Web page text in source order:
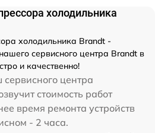
холодильника
холодильника Brandt -
сервисного центра Brandt в
и качественно!
центра
стоимость работ
время ремонта устройств
- 2 часа.